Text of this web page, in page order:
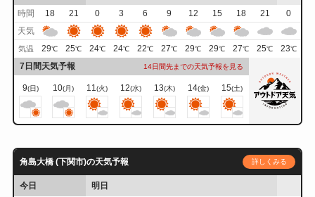
時間
18 21 0 3 6 9 12 15 18 21
0
天気
気温 29℃ 25℃ 24℃ 24℃ 22℃ 27℃ 29℃ 29℃ 27℃ 25℃ 23℃
7日間天気予報 14日間先までの天気予報を見る
9(日) 10(月) 11(火) 12(水) 13(木) 14(金) 15(土)
角島大橋 (下関市)の天気予報 詳しくみる
今日
明日